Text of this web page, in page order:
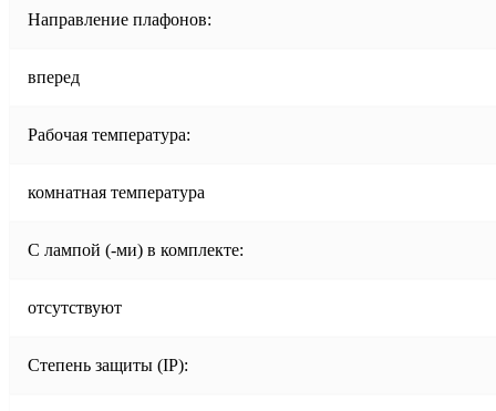
Направление плафонов:
вперед
Рабочая температура:
комнатная температура
С лампой (-ми) в комплекте:
отсутствуют
Степень защиты (IP):